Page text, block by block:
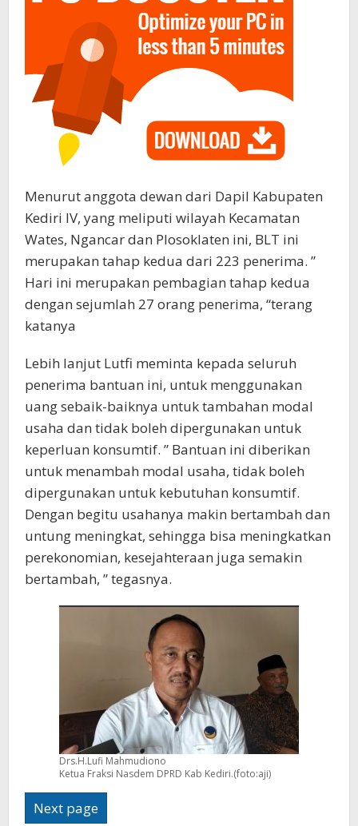
Menurut anggota dewan dari Dapil Kabupaten
Kediri IV, yang meliputi wilayah Kecamatan
Wates, Ngancar dan Plosoklaten ini, BLT ini
merupakan tahap kedua dari 223 penerima. ”
Hari ini merupakan pembagian tahap kedua
dengan sejumlah 27 orang penerima, “terang
katanya
Lebih lanjut Lutfi meminta kepada seluruh
penerima bantuan ini, untuk menggunakan
uang sebaik-baiknya untuk tambahan modal
usaha dan tidak boleh dipergunakan untuk
keperluan konsumtif. ” Bantuan ini diberikan
untuk menambah modal usaha, tidak boleh
dipergunakan untuk kebutuhan konsumtif.
Dengan begitu usahanya makin bertambah dan
untung meningkat, sehingga bisa meningkatkan
perekonomian, kesejahteraan juga semakin
bertambah, ” tegasnya.
Drs.H.Lufi Mahmudiono
Ketua Fraksi Nasdem DPRD Kab Kediri.(foto:aji)
Next page